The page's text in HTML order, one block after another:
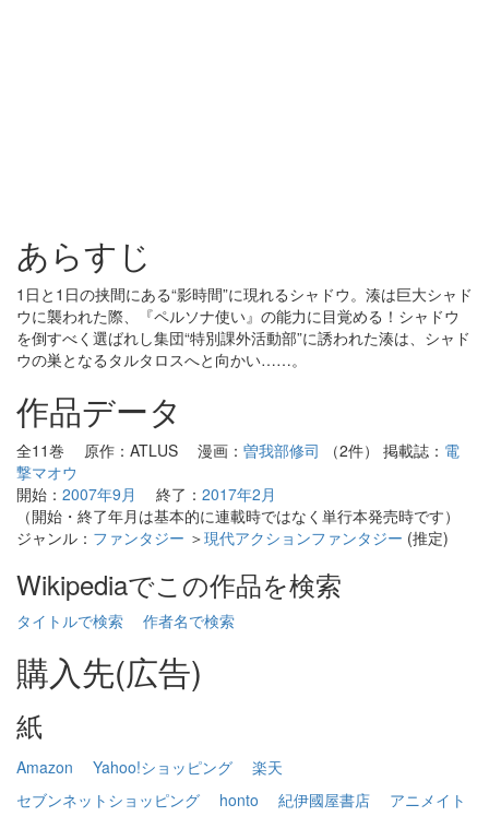
あらすじ
1日と1日の挟間にある“影時間”に現れるシャドウ。湊は巨大シャド
ウに襲われた際、『ペルソナ使い』の能力に目覚める！シャドウ
を倒すべく選ばれし集団“特別課外活動部”に誘われた湊は、シャド
ウの巣となるタルタロスへと向かい……。
作品データ
全11巻 原作：ATLUS 漫画： 曽我部修司 （2件） 掲載誌： 電
撃マオウ
開始： 2007年9月 終了： 2017年2月
（開始・終了年月は基本的に連載時ではなく単行本発売時です）
ジャンル： ファンタジー ＞現代アクションファンタジー (推定)
Wikipediaでこの作品を検索
タイトルで検索 作者名で検索
購入先(広告)
紙
Amazon Yahoo!ショッピング
楽天
セブンネットショッピング
honto 紀伊國屋書店 アニメイト